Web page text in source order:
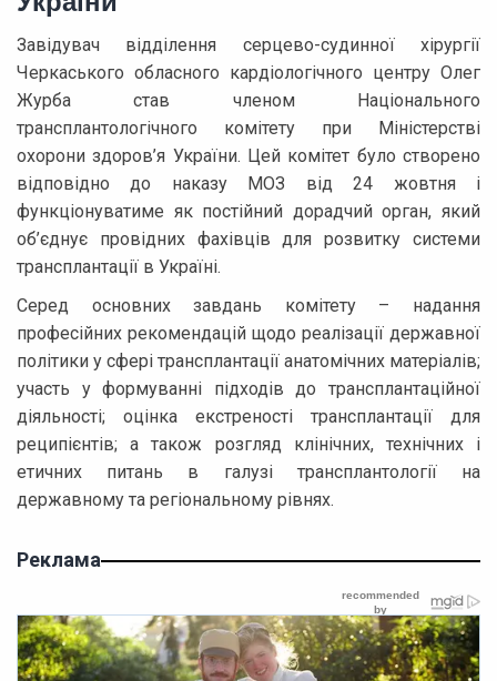
Завідувач відділення серцево-судинної хірургії
Черкаського обласного кардіологічного центру Олег
Журба став членом Національного
трансплантологічного комітету при Міністерстві
охорони здоров’я України. Цей комітет було створено
відповідно до наказу МОЗ від 24 жовтня і
функціонуватиме як постійний дорадчий орган, який
об’єднує провідних фахівців для розвитку системи
трансплантації в Україні.
Серед основних завдань комітету – надання
професійних рекомендацій щодо реалізації державної
політики у сфері трансплантації анатомічних матеріалів;
участь у формуванні підходів до трансплантаційної
діяльності; оцінка екстреності трансплантації для
реципієнтів; а також розгляд клінічних, технічних і
етичних питань в галузі трансплантології на
державному та регіональному рівнях.
Реклама